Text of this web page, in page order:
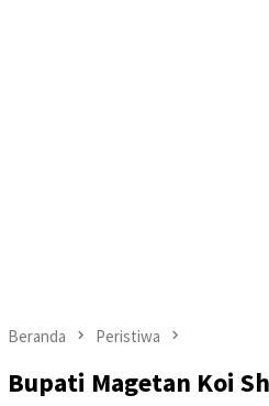
Beranda Peristiwa
Bupati Magetan Koi